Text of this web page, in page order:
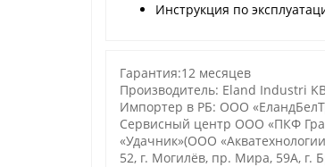
Инструкция по
Гарантия:12 месяцев
Производитель: Eland Industri
Импортер в РБ: ООО
Сервисный центр ООО «ПКФ
«Удачник»(ООО
52, г. Могилёв, пр. Мира, 59А, г.